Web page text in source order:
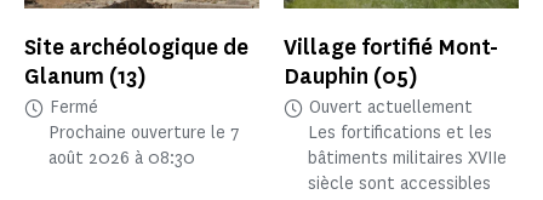
Site archéologique de
Glanum (13)
Fermé
Prochaine ouverture le 7
août 2026 à 08:30
Village fortifié Mont-
Dauphin (05)
Ouvert actuellement
Les fortifications et les
bâtiments militaires XVIIe
siècle sont accessibles